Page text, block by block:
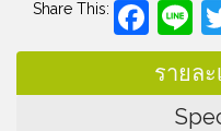
Share This:
รายล